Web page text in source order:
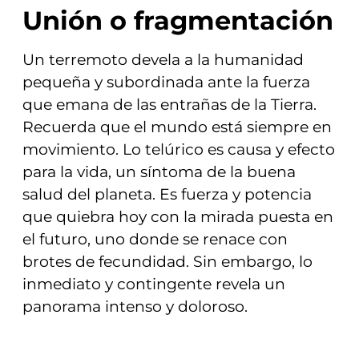
Unión o fragmentación
Un terremoto devela a la humanidad
pequeña y subordinada ante la fuerza
que emana de las entrañas de la Tierra.
Recuerda que el mundo está siempre en
movimiento. Lo telúrico es causa y efecto
para la vida, un síntoma de la buena
salud del planeta. Es fuerza y potencia
que quiebra hoy con la mirada puesta en
el futuro, uno donde se renace con
brotes de fecundidad. Sin embargo, lo
inmediato y contingente revela un
panorama intenso y doloroso.